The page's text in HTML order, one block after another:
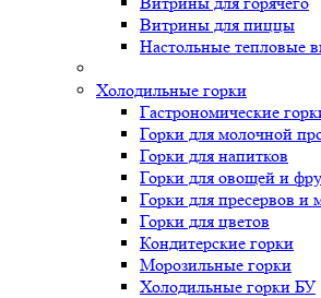
Витрины для пиццы
Настольные тепловые
Холодильные горки
Гастрономические
Горки для молочной
Горки для напитков
Горки для овощей и
Горки для пресервов и
Горки для цветов
Кондитерские горки
Морозильные горки
Холодильные горки БУ